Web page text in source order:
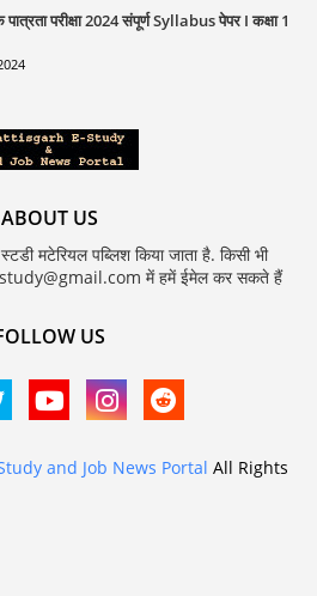
पात्रता परीक्षा 2024 संपूर्ण Syllabus पेपर I कक्षा 1
ABOUT US
मटेरियल पब्लिश किया जाता है. किसी भी
में हमें ईमेल कर सकते हैं
US
and Job News Portal All Rights